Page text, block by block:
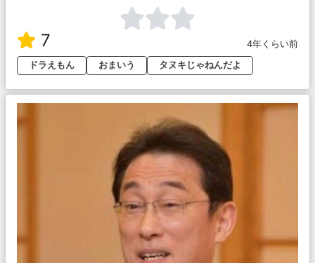
7
4年くらい前
ドラえもん
おまいう タヌキじゃねんだよ